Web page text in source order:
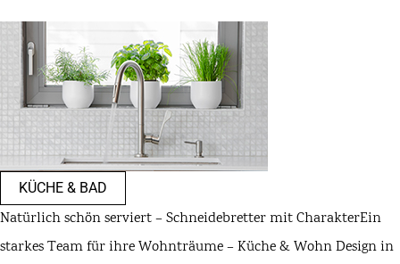
KÜCHE & BAD
Natürlich schön serviert – Schneidebretter mit CharakterEin
starkes Team für ihre Wohnträume – Küche & Wohn Design in